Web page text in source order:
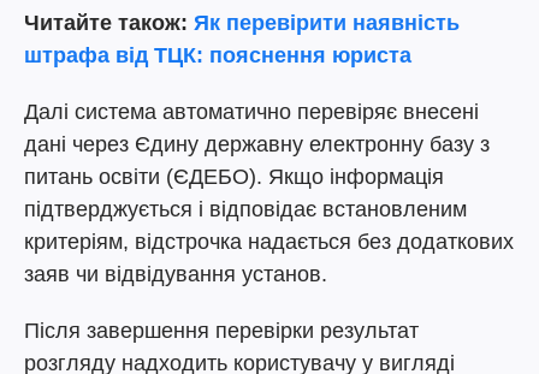
Читайте також: Як перевірити наявність
штрафа від ТЦК: пояснення юриста
Далі система автоматично перевіряє внесені
дані через Єдину державну електронну базу з
питань освіти (ЄДЕБО). Якщо інформація
підтверджується і відповідає встановленим
критеріям, відстрочка надається без додаткових
заяв чи відвідування установ.
Після завершення перевірки результат
розгляду надходить користувачу у вигляді